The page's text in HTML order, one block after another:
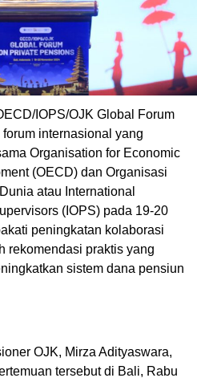
IOPS/OJK Global Forum
internasional yang
Organisation for Economic
(OECD) dan Organisasi
atau International
(IOPS) pada 19-20
peningkatan kolaborasi
rekomendasi praktis yang
sistem dana pensiun
OJK, Mirza Adityaswara,
tersebut di Bali, Rabu